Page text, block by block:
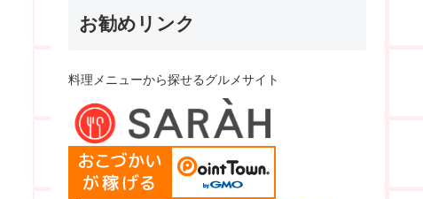
お勧めリンク
料理メニューから探せるグルメサイト